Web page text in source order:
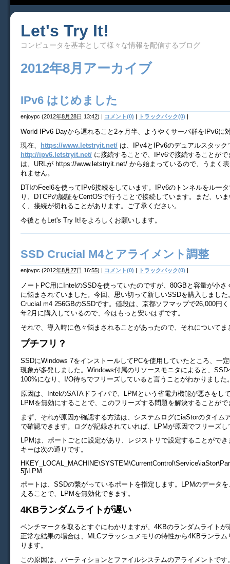
Let's Try It!
コンピュータを基本として様々な情報を配信するブログ
2012年8月アーカイブ
IPv6 はじめました
enjoypc (2012年8月28日 13:42) | コメント(0) | トラックバック(0) |
World IPv6 Dayから遅れること2ヶ月半、ようやくサーバ群をIPv6に
現在、
https://www.letstryit.net/ は、IPv4とIPv6のデュアルスタック
http://ipv6.letstryit.net/ に接続することで、IPv6で接続することが
は、URLが https://www.letstryit.net/ から始まっているので、うまく
れません。
DTIのFeel6を使ってIPv6接続をしています。IPv6のトンネルをルー
り、DTCPの認証をCentOSで行うことで接続しています。まだ、い
く、接続が切れることがあります。ご了承ください。
今後ともLet's Try It!をよろしくお願いします。
SSD Crucial M4とアライメント調整
enjoypc (2012年8月27日 16:55) | コメント(0) | トラックバック(0) |
ノートPC用にIntelのSSDを使っていたのですが、80GBと容量が小さ
に悩まされていました。今回、思い切って新しいSSDを購入しまし
Crucial m4 256GBのSSDです。値段は、京都ソフマップで26,000円
年2月に購入しているので、今はもっと安いはずです。
それで、導入時に色々悩まされることがあったので、それについてま
プチフリ？
SSDにWindows 7をインストールしてPCを使用していたところ、一
現象が多発しました。Windows付属のリソースモニタによると、
100%になり、I/O待ちでフリーズしていると言うことがわかりました
原因は、IntelのSATAドライバで、LPMという省電力機能が悪さをし
LPMを無効にすることで、このフリーズする問題を解決することが
まず、それが原因か確認する方法は、システムログにiaStorのタイム
で確認できます。ログが記録されていれば、LPMが原因でフリーズし
LPMは、ポートごとに設定があり、レジストリで設定することがで
キーは次の通りです。
5]\LPM
ポートは、SSDの繋がっているポートを指定します。LPMのデータ
えることで、LPMを無効化できます。
4KBランダムライトが遅い
ベンチマークを取るとすぐにわかりますが、4KBのランダムライトが
正常な結果の場合は、MLCフラッシュメモリの特性から4KBランラム
ります。
この原因は、パーティションとファイルシステムのアライメントで